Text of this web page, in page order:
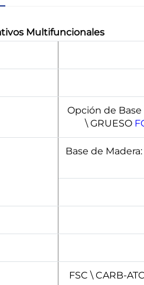
Multifuncionales
Opción de Base
\ GRUESO
Base de
FSC \ CARB-